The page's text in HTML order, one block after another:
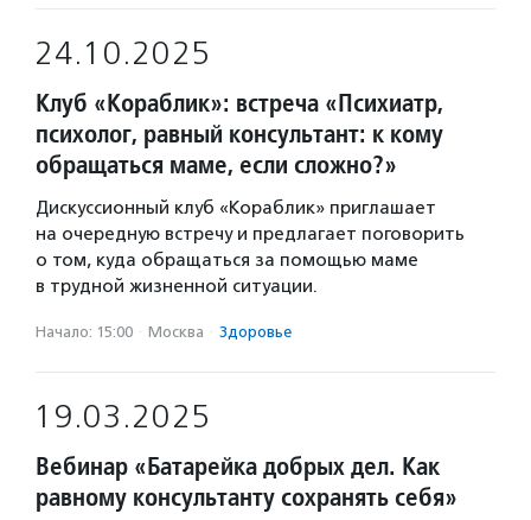
24.10.2025
Клуб «Кораблик»: встреча «Психиатр,
психолог, равный консультант: к кому
обращаться маме, если сложно?»
Дискуссионный клуб «Кораблик» приглашает
на очередную встречу и предлагает поговорить
о том, куда обращаться за помощью маме
в трудной жизненной ситуации.
Начало: 15:00 · Москва · Здоровье
19.03.2025
Вебинар «Батарейка добрых дел. Как
равному консультанту сохранять себя»